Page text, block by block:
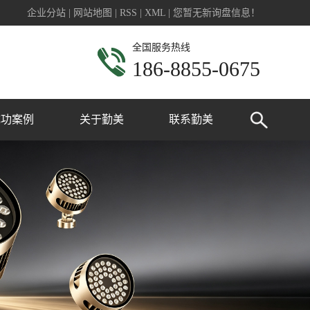
企业分站 网站地图 RSS XML 您暂无新询盘信息！
全国服务热线
186-8855-0675
案例
程亮化
盘亮化
亮化
筑亮化
园亮化
关于勤美
联系我们
联系勤美